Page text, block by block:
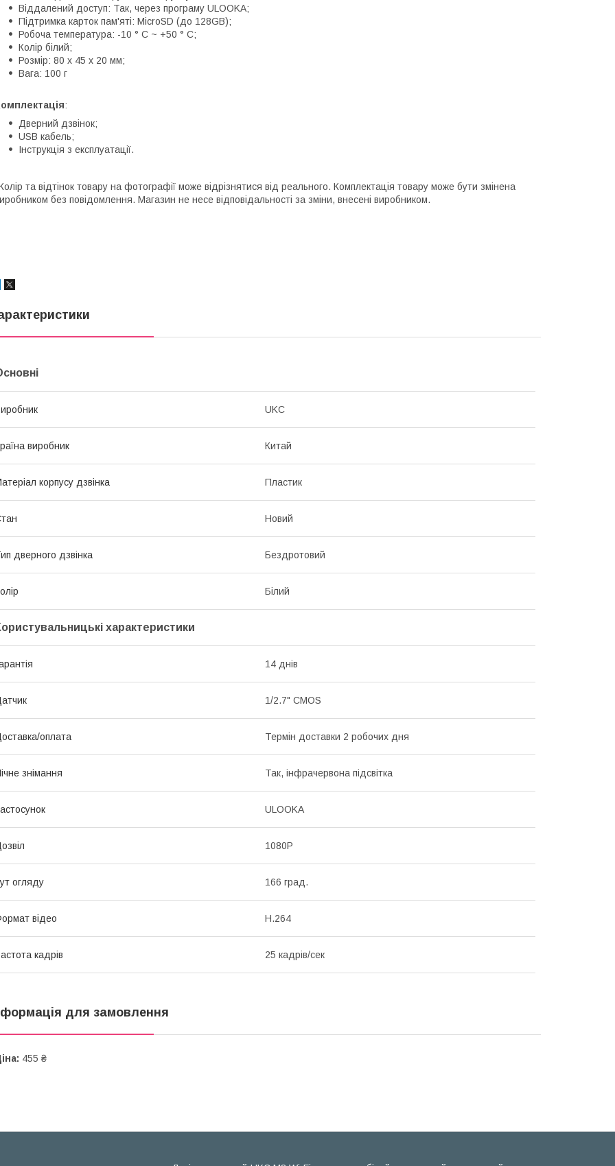
Віддалений доступ: Так, через програму ULOOKA;
Підтримка карток пам'яті: MicroSD (до 128GB);
Робоча температура: -10 ° C ~ +50 ° C;
Колір білий;
Розмір: 80 х 45 х 20 мм;
Вага: 100 г
:
Дверний дзвінок;
USB кабель;
Інструкція з експлуатації.
та відтінок товару на фотографії може відрізнятися від реального. Комплектація товару може бути змінена
без повідомлення. Магазин не несе відповідальності за зміни, внесені виробником.
UKC
виробник Китай
корпусу дзвінка Пластик
Новий
дверного дзвінка Бездротовий
Білий
характеристики
14 днів
1/2.7" CMOS
оплата Термін доставки 2 робочих дня
знімання Так, інфрачервона підсвітка
ULOOKA
1080P
огляду 166 град.
відео H.264
кадрів 25 кадрів/сек
для замовлення
455 ₴